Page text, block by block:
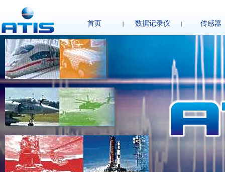
首页 数据记录仪 传感器